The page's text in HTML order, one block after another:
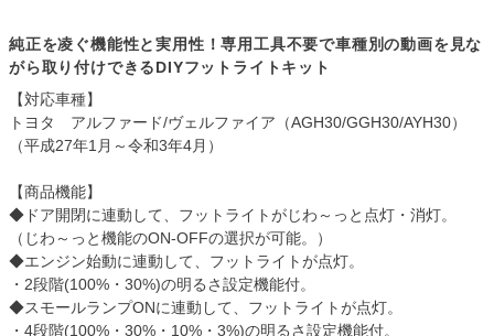
純正を凌ぐ機能性と実用性！専用工具不要で車種別の動画を見な
がら取り付けできるDIYフットライトキット
【対応車種】
トヨタ アルファード/ヴェルファイア（AGH30/GGH30/AYH30）
（平成27年1月～令和3年4月）
【商品機能】
◆ドア開閉に連動して、フットライトがじわ～っと点灯・消灯。
（じわ～っと機能のON-OFFの選択が可能。）
◆エンジン始動に連動して、フットライトが点灯。
・2段階(100%・30%)の明るさ設定機能付。
◆スモールランプONに連動して、フットライトが点灯。
・4段階(100%・30%・10%・3%)の明るさ設定機能付。